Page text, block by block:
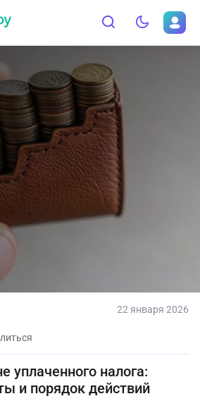
22 января 2026
уплаченного налога:
и порядок действий